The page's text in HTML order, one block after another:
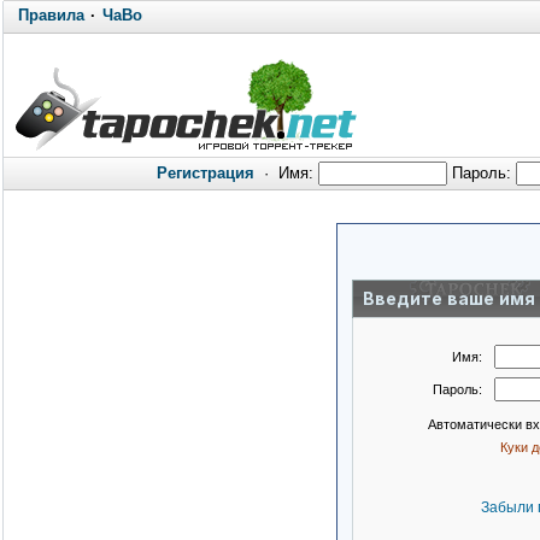
Правила· ЧаВо
Регистрация · Имя: Пароль:
Введите ваше имя
Имя:
Пароль:
Автоматически
Куки
Забыли